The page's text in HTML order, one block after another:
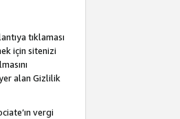
tıklaması
için sitenizi
alan Gizlilik
vergi